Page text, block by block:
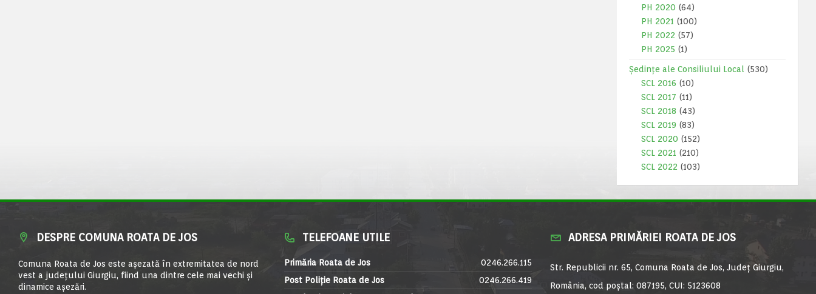
PH 2020 (64)
PH 2021 (100)
PH 2022 (57)
PH 2025 (1)
Ședințe ale Consiliului Local
(530)
SCL 2016 (10)
SCL 2017 (11)
SCL 2018 (43)
SCL 2019 (83)
SCL 2020 (152)
SCL 2021 (210)
SCL 2022 (103)
DESPRE COMUNA ROATA DE JOS
Comuna Roata de Jos este aşezată în extremitatea de nord
vest a judeţului Giurgiu, fiind una dintre cele mai vechi şi
dinamice aşezări.
TELEFOANE UTILE
Primăria Roata de Jos
0246.266.115
Post Poliție Roata de Jos
0246.266.419
ADRESA PRIMĂRIEI ROATA DE JOS
Str. Republicii nr. 65, Comuna Roata de Jos, Județ Giurgiu,
România, cod poștal: 087195, CUI: 5123608